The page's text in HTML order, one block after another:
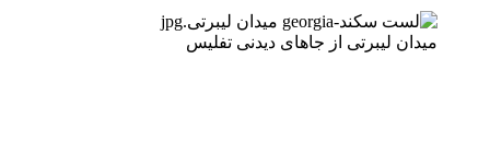
میدان لیبرتی از جاهای دیدنی تفلیس